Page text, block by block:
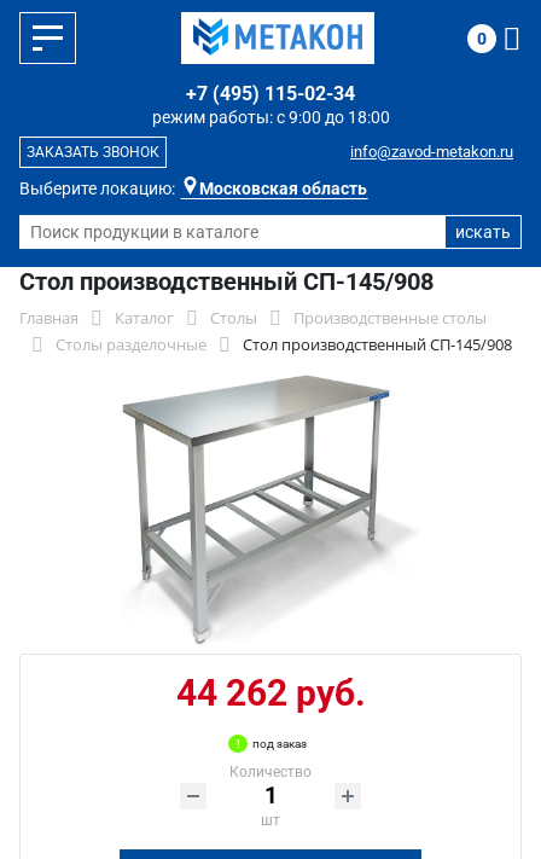
Выберите локацию: Московская область
режим работы: с 9:00 до 18:00
+7 (495) 115-02-34
info@zavod-metakon.ru
ЗАКАЗАТЬ ЗВОНОК
0
Стол производственный СП-145/908
Главная Каталог Столы
Производственные столы
Столы разделочные
Стол производственный СП-145/908
44 262 руб.
под заказ
Количество
шт